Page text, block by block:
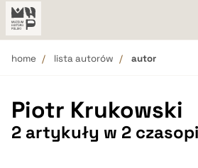
home lista autorów autor
Piotr Krukowski
2 artykuły w 2